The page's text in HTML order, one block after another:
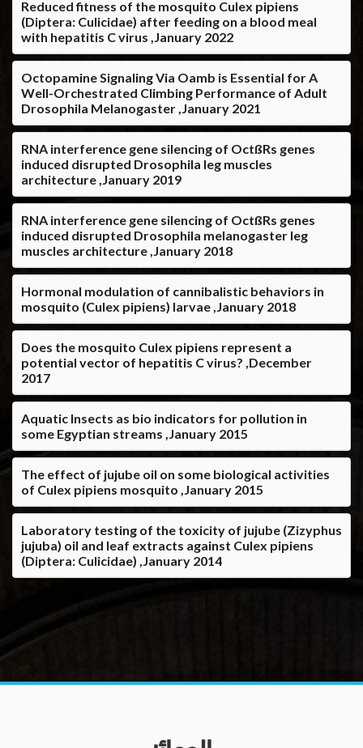
Reduced fitness of the mosquito Culex pipiens
(Diptera: Culicidae) after feeding on a blood meal
with hepatitis C virus ,January 2022
Octopamine Signaling Via Oamb is Essential for A
Well-Orchestrated Climbing Performance of Adult
Drosophila Melanogaster ,January 2021
RNA interference gene silencing of OctßRs genes
induced disrupted Drosophila leg muscles
architecture ,January 2019
RNA interference gene silencing of OctßRs genes
induced disrupted Drosophila melanogaster leg
muscles architecture ,January 2018
Hormonal modulation of cannibalistic behaviors in
mosquito (Culex pipiens) larvae ,January 2018
Does the mosquito Culex pipiens represent a
potential vector of hepatitis C virus? ,December
2017
Aquatic Insects as bio indicators for pollution in
some Egyptian streams ,January 2015
The effect of jujube oil on some biological activities
of Culex pipiens mosquito ,January 2015
Laboratory testing of the toxicity of jujube (Zizyphus
jujuba) oil and leaf extracts against Culex pipiens
(Diptera: Culicidae) ,January 2014